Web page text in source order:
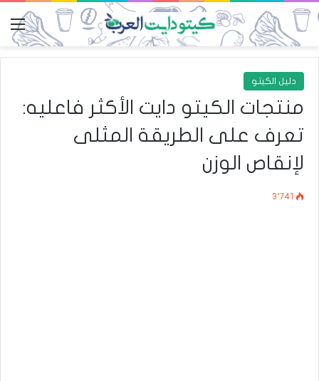
دليل الكيتو
منتجات الكيتو دايت الأكثر فاعليه:
تعرف على الطريقة المثلى
لإنقاص الوزن
3٬741